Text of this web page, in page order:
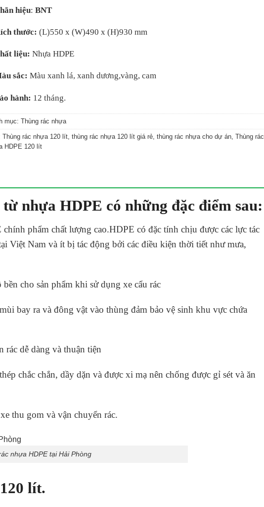
hiệu:BNT
thước: (L)550 x (W)490 x (H)930 mm
liệu: Nhựa HDPE
sắc: Màu xanh lá, xanh dương,vàng, cam
hành: 12 tháng.
mục:Thùng rác nhựa
Thùng rác nhựa 120 lít ,thùng rác nhựa 120 lít giá rẻ ,thùng rác nhựa cho dự án ,Thùng rác
HDPE 120 lít
nhựa HDPE có những đặc điểm sau:
phẩm chất lượng cao.HDPE có đặc tính chịu được các lực tác
Việt Nam và ít bị tác động bởi các điều kiện thời tiết như mưa,
cho sản phẩm khi sử dụng xe cẩu rác
bay ra và đông vật vào thùng đảm bảo vệ sinh khu vực chứa
rác dễ dàng và thuận tiện
chắc chắn, dầy dặn và được xi mạ nên chống được gỉ sét và ăn
thu gom và vận chuyển rác.
nhựa HDPE tại Hải Phòng
lít.